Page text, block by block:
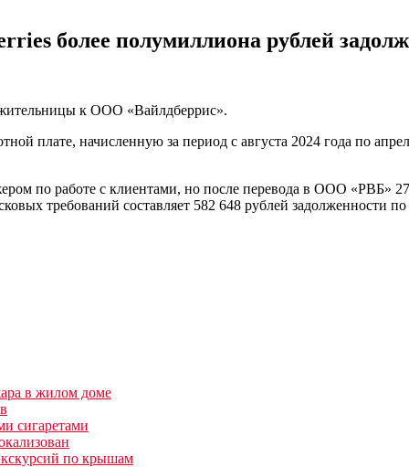
более полумиллиона рублей
жительницы к ООО «Вайлдберрис».
плате, начисленную за период с августа 2024 года по
по работе с клиентами, но после перевода в ООО «РВБ» 27
требований составляет 582 648 рублей задолженности
в жилом доме
сигаретами
по крышам